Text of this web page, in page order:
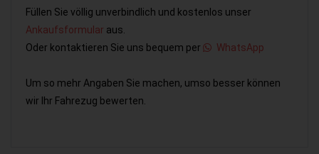
Füllen Sie völlig unverbindlich und kostenlos unser
Ankaufsformular aus.
Oder kontaktieren Sie uns bequem per
WhatsApp
Um so mehr Angaben Sie machen, umso besser können
wir Ihr Fahrezug bewerten.